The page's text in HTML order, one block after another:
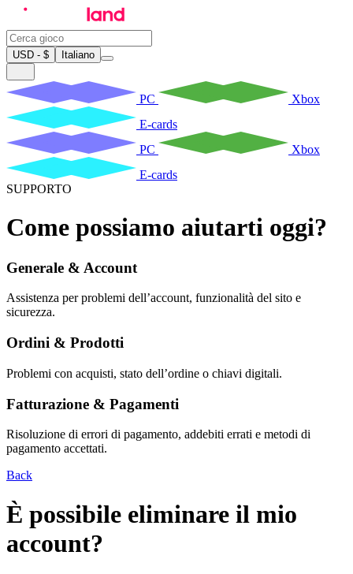
USD - $ Italiano
PC
Xbox
E-cards
PC
Xbox
E-cards
SUPPORTO
Come possiamo aiutarti oggi?
Generale & Account
Assistenza per problemi dell’account, funzionalità del sito e
sicurezza.
Ordini & Prodotti
Problemi con acquisti, stato dell’ordine o chiavi digitali.
Fatturazione & Pagamenti
Risoluzione di errori di pagamento, addebiti errati e metodi di
pagamento accettati.
Back
È possibile eliminare il mio
account?